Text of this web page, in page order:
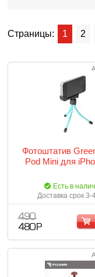
Страницы: 1 2
Фотоштатив
Pod Mini для
Есть в
Доставка срок 3-
490
480 Р